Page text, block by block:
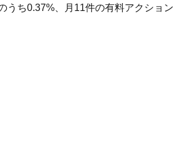
うち0.37%、月 11件の有料アクション